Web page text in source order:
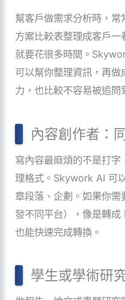
幫客戶做需求分析時，常
方案比較表整理成客戶
就要花很多時間。
可以幫你整理資訊，再
力，也比較不容易被追問
內容創作者：
寫內容最麻煩的不是打
理格式。Skywork AI 可
章段落、企劃。如果你
發不同平台），像是轉
也能快速完成轉換。
學生或學術研